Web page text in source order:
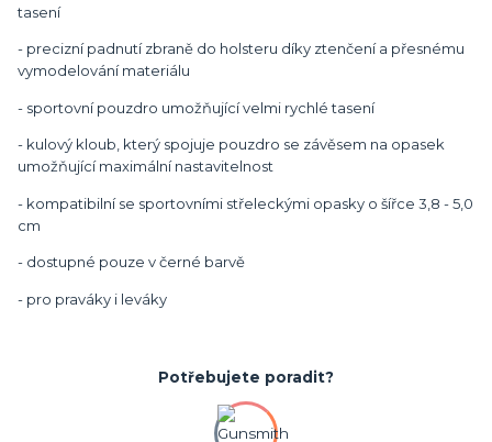
tasení
- precizní padnutí zbraně do holsteru díky ztenčení a přesnému
vymodelování materiálu
- sportovní pouzdro umožňující velmi rychlé tasení
- kulový kloub, který spojuje pouzdro se závěsem na opasek
umožňující maximální nastavitelnost
- kompatibilní se sportovními střeleckými opasky o šířce 3,8 - 5,0
cm
- dostupné pouze v černé barvě
- pro praváky i leváky
Potřebujete poradit?